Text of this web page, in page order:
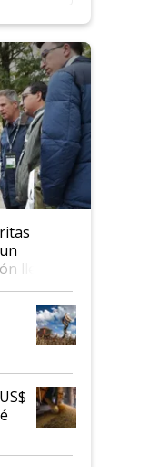
llegó
se